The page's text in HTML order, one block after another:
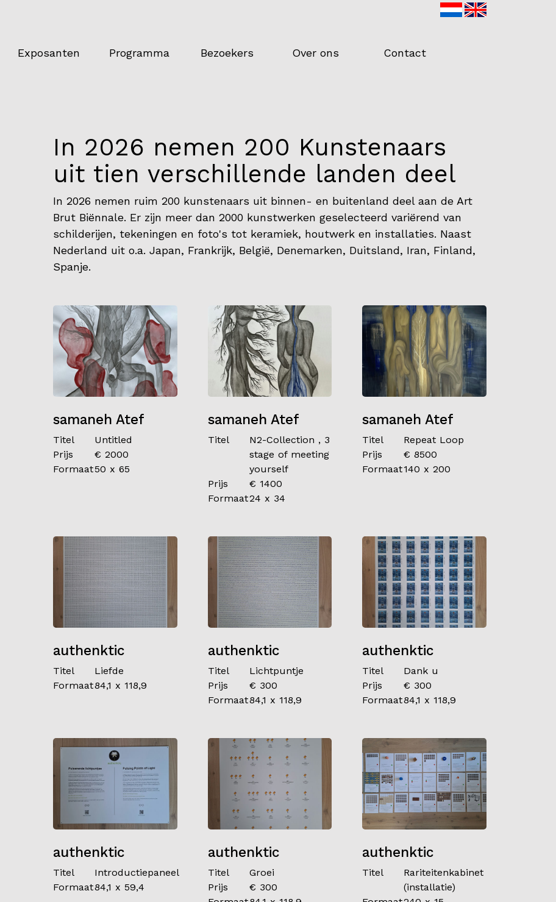
Exposanten Programma Bezoekers Over ons Contact
In 2026 nemen 200 Kunstenaars
uit tien verschillende landen deel
In 2026 nemen ruim 200 kunstenaars uit binnen- en buitenland deel aan de Art
Brut Biënnale. Er zijn meer dan 2000 kunstwerken geselecteerd variërend van
schilderijen, tekeningen en foto's tot keramiek, houtwerk en installaties. Naast
Nederland uit o.a. Japan, Frankrijk, België, Denemarken, Duitsland, Iran, Finland,
Spanje.
samaneh Atef
Titel
Untitled
Prijs
€ 2000
Formaat50 x 65
samaneh Atef
Titel
N2-Collection , 3
stage of meeting
yourself
Prijs
€ 1400
Formaat24 x 34
samaneh Atef
Titel
Repeat Loop
Prijs
€ 8500
Formaat140 x 200
authenktic
Titel
Liefde
Formaat84,1 x 118,9
authenktic
Titel
Lichtpuntje
Prijs
€ 300
Formaat84,1 x 118,9
authenktic
Titel
Dank u
Prijs
€ 300
Formaat84,1 x 118,9
authenktic
Titel
Introductiepaneel
Formaat84,1 x 59,4
authenktic
Titel
Groei
Prijs
€ 300
authenktic
Titel
Rariteitenkabinet
(installatie)